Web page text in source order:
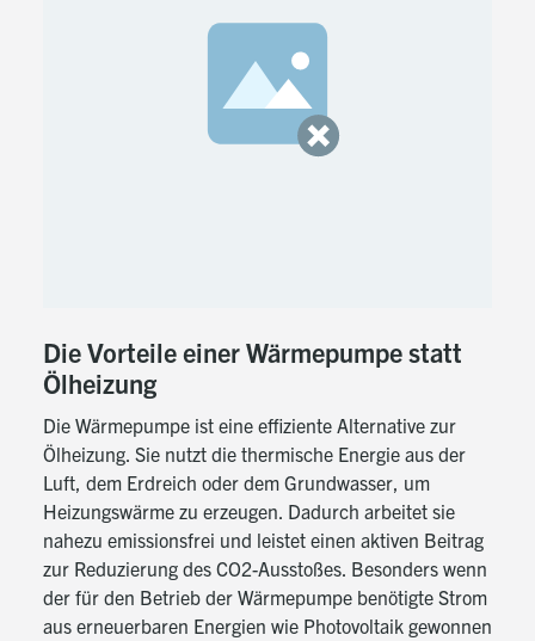
Die Vorteile einer Wärmepumpe statt
Ölheizung
Die Wärmepumpe ist eine effiziente Alternative zur
Ölheizung. Sie nutzt die thermische Energie aus der
Luft, dem Erdreich oder dem Grundwasser, um
Heizungswärme zu erzeugen. Dadurch arbeitet sie
nahezu emissionsfrei und leistet einen aktiven Beitrag
zur Reduzierung des CO2-Ausstoßes. Besonders wenn
der für den Betrieb der Wärmepumpe benötigte Strom
aus erneuerbaren Energien wie Photovoltaik gewonnen